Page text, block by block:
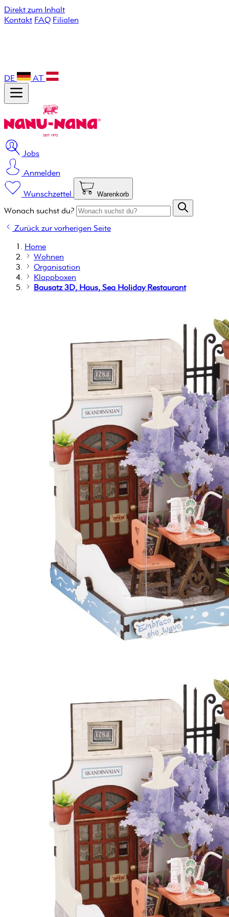
Direkt zum Inhalt
Kontakt FAQ Filialen
DE AT
Jobs
Anmelden
Wunschzettel Warenkorb
Wonach suchst du?
Zurück zur vorherigen Seite
Home
Wohnen
Organisation
Klappboxen
Bausatz 3D, Haus, Sea Holiday Restaurant